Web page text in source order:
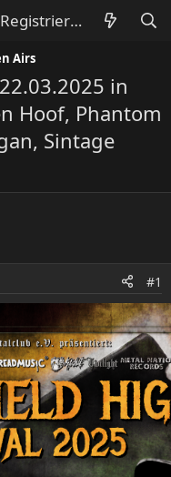
Registrieren
Airs
in
Hoof, Phantom
Sintage
#1